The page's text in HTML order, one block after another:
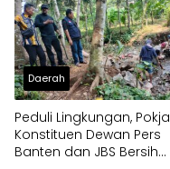
Daerah
Peduli Lingkungan, Pokja
Konstituen Dewan Pers
Banten dan JBS Bersih